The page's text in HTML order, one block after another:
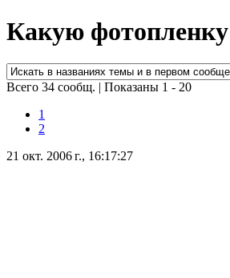
Какую фотопленку
Всего 34 сообщ. | Показаны 1 - 20
1
2
21 окт. 2006 г., 16:17:27